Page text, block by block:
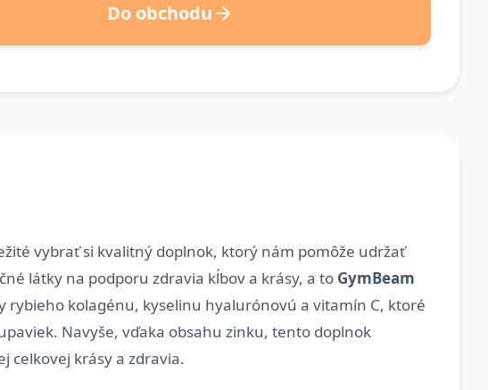
Do obchodu
vybrať si kvalitný doplnok, ktorý nám pomôže udržať
látky na podporu zdravia kĺbov a krásy, a to GymBeam
kolagénu, kyselinu hyalurónovú a vitamín C, ktoré
Navyše, vďaka obsahu zinku, tento doplnok